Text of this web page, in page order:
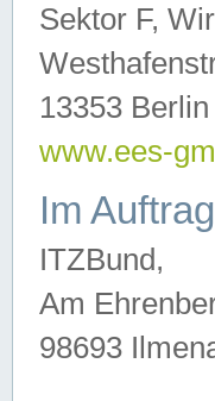
Sektor F,
13353 Berlin
www.ees-
Im
ITZBund,
Am
98693